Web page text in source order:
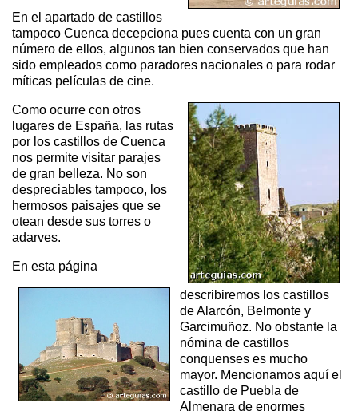
En el apartado de castillos
tampoco Cuenca decepciona pues cuenta con un gran
número de ellos, algunos tan bien conservados que han
sido empleados como paradores nacionales o para rodar
míticas películas de cine.
Como ocurre con otros
lugares de España, las rutas
por los castillos de Cuenca
nos permite visitar parajes
de gran belleza. No son
despreciables tampoco, los
hermosos paisajes que se
otean desde sus torres o
adarves.
En esta página
describiremos los castillos
de Alarcón, Belmonte y
Garcimuñoz. No obstante la
nómina de castillos
conquenses es mucho
mayor. Mencionamos aquí el
castillo de Puebla de
Almenara de enormes